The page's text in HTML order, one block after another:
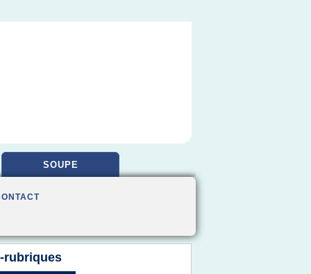
SOUPE
rubriques